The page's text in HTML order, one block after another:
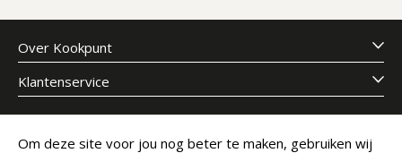
Over Kookpunt
Klantenservice
Meld je aan voor onze nieuwsbrief
Om deze site voor jou nog beter te maken, gebruiken wij